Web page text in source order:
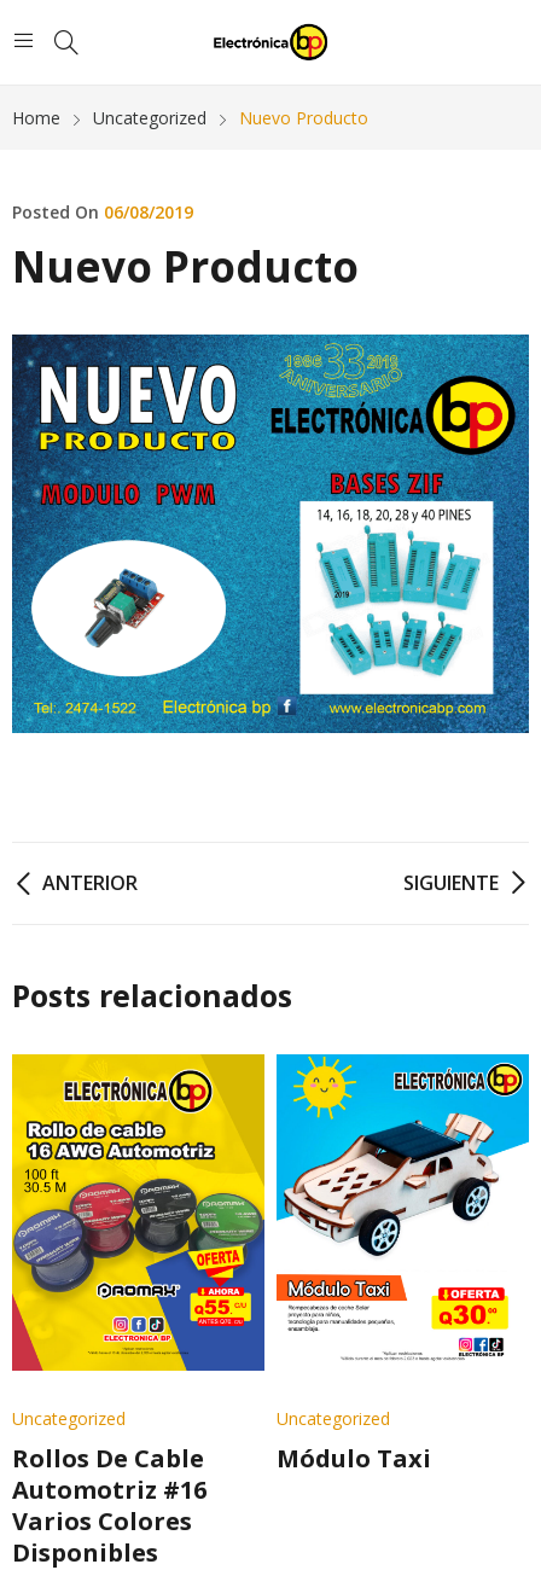
Home Uncategorized Nuevo Producto
Posted On 06/08/2019
Nuevo Producto
ANTERIOR SIGUIENTE
Posts relacionados
Uncategorized
Rollos De Cable
Automotriz #16
Varios Colores
Disponibles
Uncategorized
Módulo Taxi